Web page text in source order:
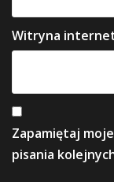
Witryna
Zapamiętaj
pisania